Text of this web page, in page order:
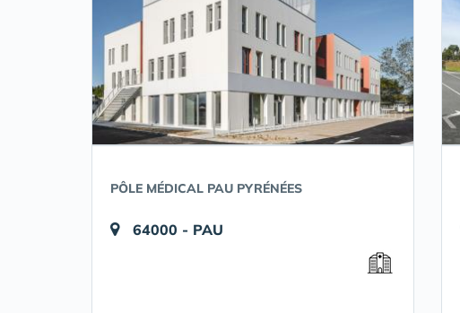
PÔLE MÉDICAL PAU PYRÉNÉES
64000 - PAU